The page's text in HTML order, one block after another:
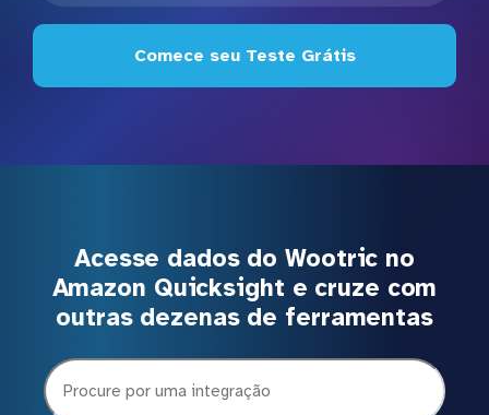
Comece seu Teste Grátis
Acesse dados do Wootric no
Amazon Quicksight e cruze com
outras dezenas de ferramentas